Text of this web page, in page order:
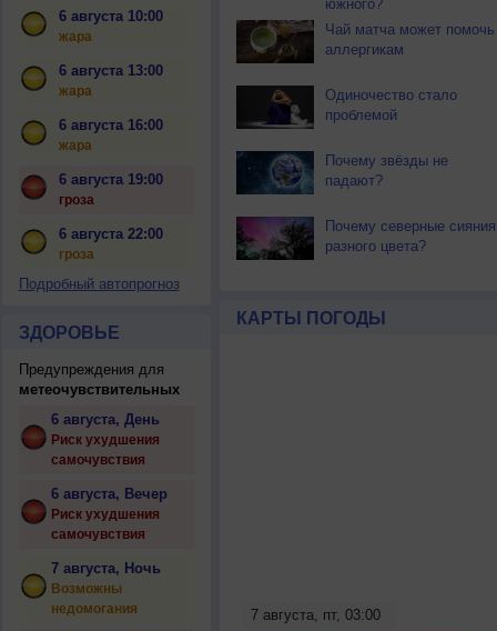
6 августа 10:00
жара
6 августа 13:00
жара
6 августа 16:00
жара
6 августа 19:00
гроза
6 августа 22:00
гроза
Подробный автопрогноз
ЗДОРОВЬЕ
Предупреждения для
метеочувствительных
6 августа, День
Риск ухудшения
самочувствия
6 августа, Вечер
Риск ухудшения
самочувствия
7 августа, Ночь
Возможны
недомогания
южного?
Чай матча может помочь
аллергикам
Одиночество стало
проблемой
Почему звёзды не
падают?
Почему северные сияния
разного цвета?
КАРТЫ ПОГОДЫ